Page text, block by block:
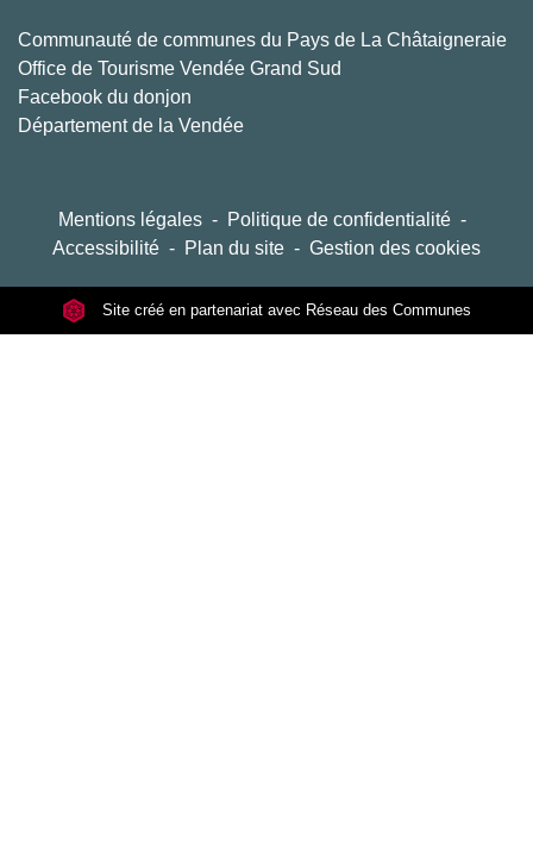
Communauté de communes du Pays de La Châtaigneraie
Office de Tourisme Vendée Grand Sud
Facebook du donjon
Département de la Vendée
Mentions légales - Politique de confidentialité -
Accessibilité - Plan du site - Gestion des cookies
Site créé en partenariat avec Réseau des Communes